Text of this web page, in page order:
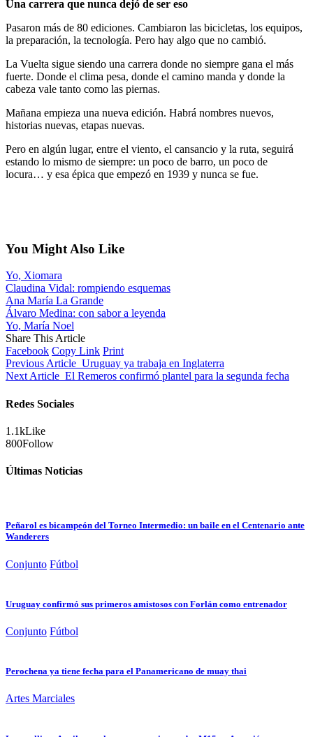
Una carrera que nunca dejó de ser eso
Pasaron más de 80 ediciones. Cambiaron las bicicletas, los equipos,
la preparación, la tecnología. Pero hay algo que no cambió.
La Vuelta sigue siendo una carrera donde no siempre gana el más
fuerte. Donde el clima pesa, donde el camino manda y donde la
cabeza vale tanto como las piernas.
Mañana empieza una nueva edición. Habrá nombres nuevos,
historias nuevas, etapas nuevas.
Pero en algún lugar, entre el viento, el cansancio y la ruta, seguirá
estando lo mismo de siempre: un poco de barro, un poco de
locura… y esa épica que empezó en 1939 y nunca se fue.
You Might Also Like
Yo, Xiomara
Claudina Vidal: rompiendo esquemas
Ana María La Grande
Álvaro Medina: con sabor a leyenda
Yo, María Noel
Share This Article
Facebook Copy Link Print
Previous Article Uruguay ya trabaja en Inglaterra
Next Article El Remeros confirmó plantel para la segunda fecha
Redes Sociales
1.1kLike
800Follow
Últimas Noticias
Peñarol es bicampeón del Torneo Intermedio: un baile en el Centenario ante
Wanderers
Conjunto Fútbol
Uruguay confirmó sus primeros amistosos con Forlán como entrenador
Conjunto Fútbol
Perochena ya tiene fecha para el Panamericano de muay thai
Artes Marciales